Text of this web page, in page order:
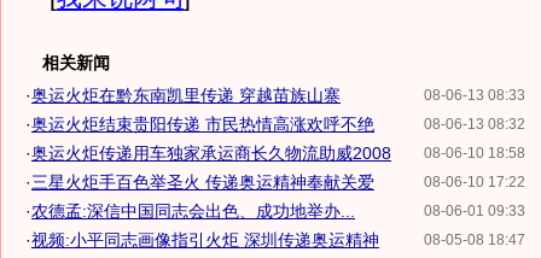
相关新闻
08-06-13 08:33
·奥运火炬在黔东南凯里传递 穿越苗族山寨
08-06-13 08:32
·奥运火炬结束贵阳传递 市民热情高涨欢呼不绝
08-06-10 18:58
·奥运火炬传递用车独家承运商长久物流助威2008
08-06-10 17:22
·三星火炬手百色举圣火 传递奥运精神奉献关爱
08-06-01 09:33
·农德孟:深信中国同志会出色、成功地举办...
08-05-08 18:47
·视频:小平同志画像指引火炬 深圳传递奥运精神